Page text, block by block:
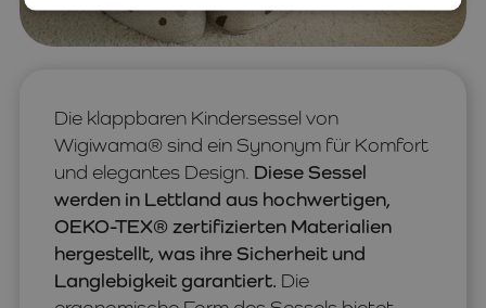
Die klappbaren Kindersessel von
Wigiwama® sind ein Synonym für Komfort
und elegantes Design. Diese Sessel
werden in Lettland aus hochwertigen,
OEKO-TEX® zertifizierten Materialien
hergestellt, was ihre Sicherheit und
Langlebigkeit garantiert. Die